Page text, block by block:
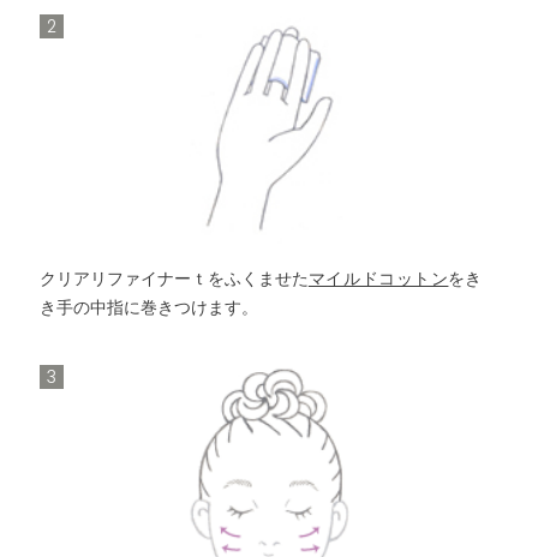
2
クリアリファイナーｔをふくませたマイルドコットンをき
き手の中指に巻きつけます。
3
モイストバリアクリーム